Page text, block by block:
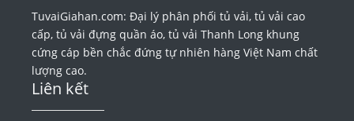
TuvaiGiahan.com: Đại lý phân phối tủ vải, tủ vải cao
cấp, tủ vải đựng quần áo, tủ vải Thanh Long khung
cứng cáp bền chắc đứng tự nhiên hàng Việt Nam chất
lượng cao.
Liên kết